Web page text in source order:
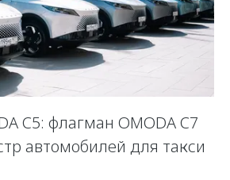
C5: флагман OMODA C7
автомобилей для такси